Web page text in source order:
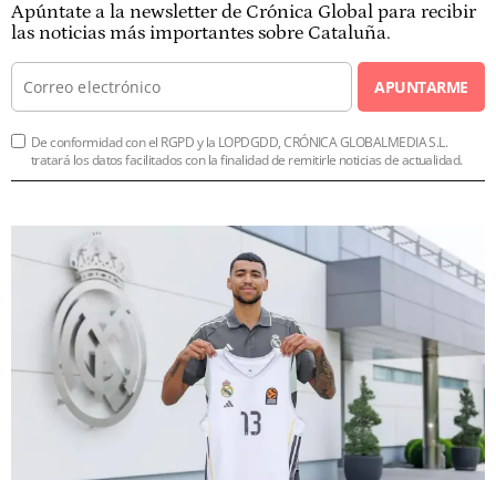
Apúntate a la newsletter de Crónica Global para recibir
las noticias más importantes sobre Cataluña.
APUNTARME
De conformidad con el RGPD y la LOPDGDD, CRÓNICA GLOBALMEDIA S.L.
tratará los datos facilitados con la finalidad de remitirle noticias de actualidad.